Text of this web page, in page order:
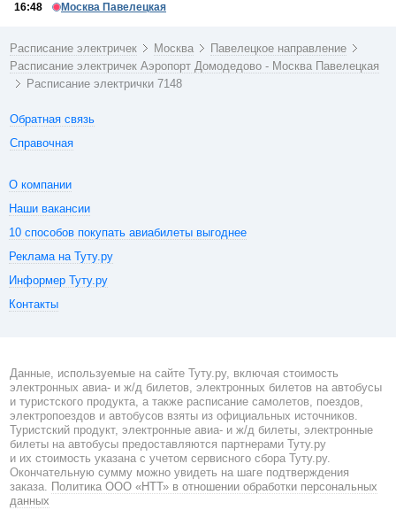
16:48
Москва Павелецкая
Расписание электричек Москва
Павелецкое направление
Расписание электричек Аэропорт Домодедово - Москва Павелецкая
Расписание электрички 7148
Обратная связь
Справочная
О компании
Наши вакансии
10 способов покупать авиабилеты выгоднее
Реклама на Туту.ру
Информер Туту.ру
Контакты
Данные, используемые на сайте Туту.ру, включая стоимость
электронных авиа- и ж/д билетов, электронных билетов на автобусы
и туристского продукта, а также расписание самолетов, поездов,
электропоездов и автобусов взяты из официальных источников.
Туристский продукт, электронные авиа- и ж/д билеты, электронные
билеты на автобусы предоставляются партнерами Туту.ру
и их стоимость указана с учетом сервисного сбора Туту.ру.
Окончательную сумму можно увидеть на шаге подтверждения
заказа. Политика ООО «НТТ» в отношении обработки персональных
данных